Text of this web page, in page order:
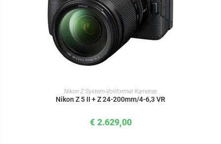
IN DEN WARENKORB
Nikon Z System-Vollformat Kameras
Nikon Z 5 II + Z 24-200mm/4-6,3 VR
€ 2.629,00